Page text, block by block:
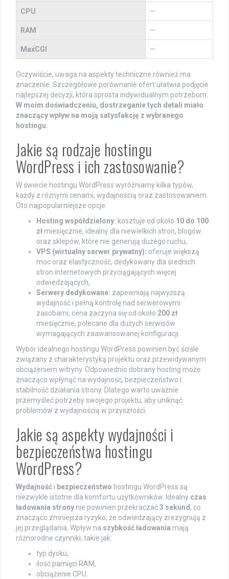
CPU —
RAM —
MaxCGI —
Oczywiście, uwaga na aspekty techniczne również ma
znaczenie. Szczegółowe porównanie ofert ułatwia podjęcie
najlepszej decyzji, która sprosta indywidualnym potrzebom.
W moim doświadczeniu, dostrzeganie tych detali miało
znaczący wpływ na moją satysfakcję z wybranego
hostingu.
Jakie są rodzaje hostingu
WordPress i ich zastosowanie?
W świecie hostingu WordPress wyróżniamy kilka typów,
każdy z różnymi cenami, wydajnością oraz zastosowaniem.
Oto najpopularniejsze opcje:
Hosting współdzielony: kosztuje od około 10 do 100
zł miesięcznie, idealny dla niewielkich stron, blogów
oraz sklepów, które nie generują dużego ruchu,
VPS (wirtualny serwer prywatny): oferuje większą
moc oraz elastyczność, dedykowany dla średnich
stron internetowych przyciągających więcej
odwiedzających,
Serwery dedykowane: zapewniają najwyższą
wydajność i pełną kontrolę nad serwerowymi
zasobami, cena zaczyna się od około 200 zł
miesięcznie, polecane dla dużych serwisów
wymagających zaawansowanej konfiguracji.
Wybór idealnego hostingu WordPress powinien być ściśle
związany z charakterystyką projektu oraz przewidywanym
obciążeniem witryny. Odpowiednio dobrany hosting może
znacząco wpłynąć na wydajność, bezpieczeństwo i
stabilność działania strony. Dlatego warto uważnie
przemyśleć potrzeby swojego projektu, aby uniknąć
problemów z wydajnością w przyszłości.
Jakie są aspekty wydajności i
bezpieczeństwa hostingu
WordPress?
Wydajność i bezpieczeństwo hostingu WordPress są
niezwykle istotne dla komfortu użytkowników. Idealny czas
ładowania strony nie powinien przekraczać3 sekund , co
znacząco zmniejsza ryzyko, że odwiedzający zrezygnują z
jej przeglądania. Wpływ na szybkość ładowania mają
różnorodne czynniki, takie jak:
typ dysku,
ilość pamięci RAM,
obciążenie CPU.